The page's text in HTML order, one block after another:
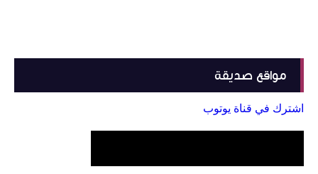
مواقع صديقة
اشترك في قناة يوتوب